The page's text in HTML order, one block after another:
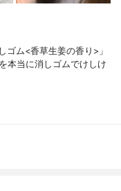
ゴム<香草生姜の香り>」
本当に消しゴムでけしけ